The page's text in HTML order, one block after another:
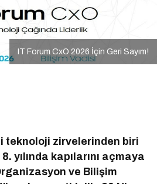
IT Forum CxO 2026 İçin Geri Sayım!
teknoloji zirvelerinden biri
yılında kapılarını açmaya
ve Bilişim